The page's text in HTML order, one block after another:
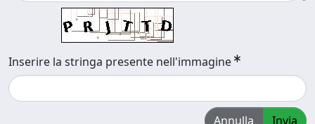
Inserire la stringa presente nell'immagine
Annulla Invia